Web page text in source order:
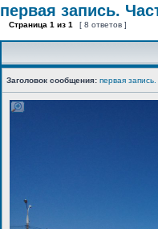
первая запись.
Страница 1 из 1 [ 8 ответов ]
Заголовок сообщения: первая